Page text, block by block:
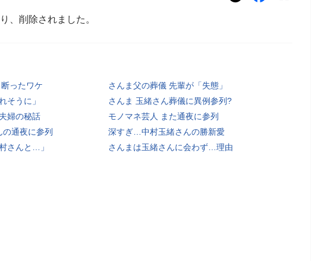
、削除されました。
ったワケ
さんま父の葬儀 先輩が「失態」
そうに」
さんま 玉緒さん葬儀に異例参列?
婦の秘話
モノマネ芸人 また通夜に参列
通夜に参列
深すぎ…中村玉緒さんの勝新愛
さんと…」
さんまは玉緒さんに会わず…理由